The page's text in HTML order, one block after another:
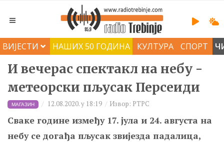
ВИЈЕСТИ НАШИХ 50 ГОДИНА КУЛТУРА СПОРТ
И вечерас спектакл на небу -
метеорски пљусак Персеиди
МАГАЗИН 12.08.2020. у 18:19 Извор: РТРС
Сваке године између 17. јула и 24. августа на
небу се догађа пљусак звијезда падалица,